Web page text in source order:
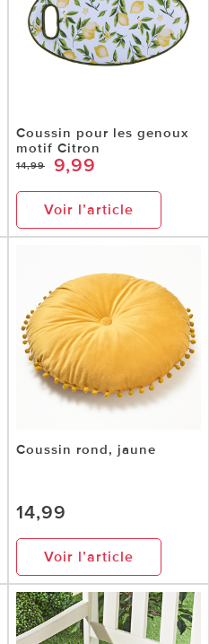
Coussin pour les genoux
motif Citron
14,99 9,99
Voir l’article
Coussin rond, jaune
14,99
Voir l’article